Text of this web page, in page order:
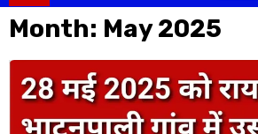
Month: May 2025